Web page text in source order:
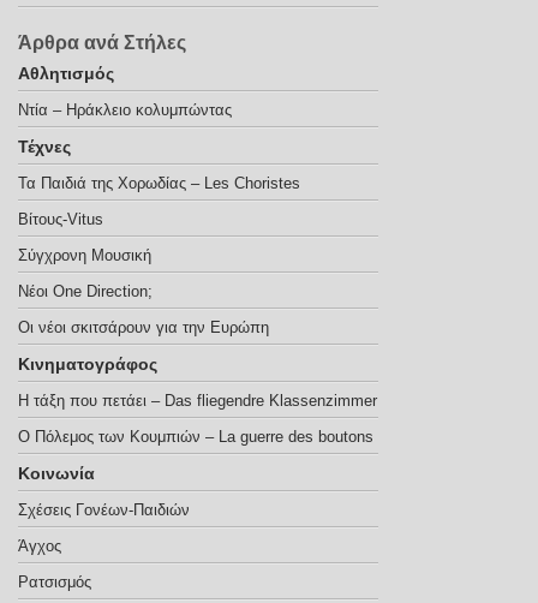
Άρθρα ανά Στήλες
Αθλητισμός
Ντία – Ηράκλειο κολυμπώντας
Τέχνες
Τα Παιδιά της Χορωδίας – Les Choristes
Βίτους-Vitus
Σύγχρονη Μουσική
Νέοι One Direction;
Οι νέοι σκιτσάρουν για την Ευρώπη
Κινηματογράφος
Η τάξη που πετάει – Das fliegendre Klassenzimmer
Ο Πόλεμος των Κουμπιών – La guerre des boutons
Κοινωνία
Σχέσεις Γονέων-Παιδιών
Άγχος
Ρατσισμός